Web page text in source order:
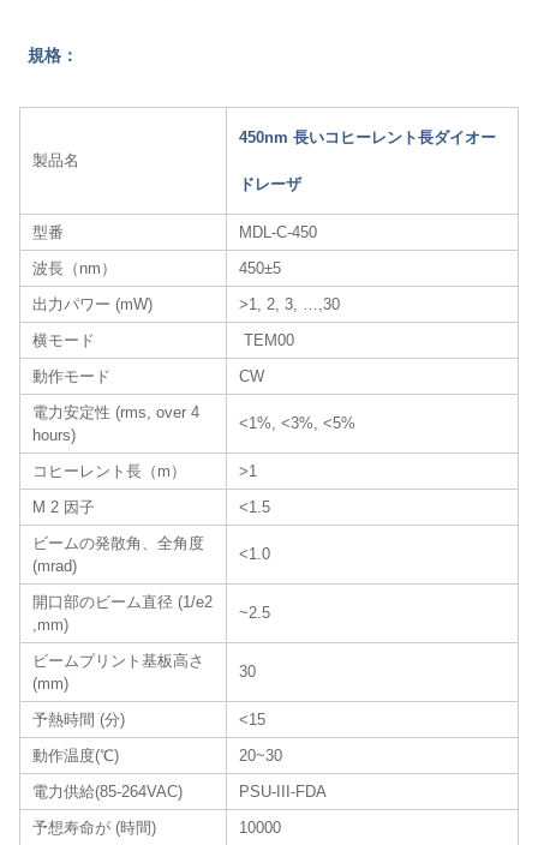
規格：
製品名
450nm 長いコヒーレント長ダイオー
ドレーザ
型番
MDL-C-450
波長（nm）
450±5
出力パワー (mW)
>1, 2, 3, …,30
横モード
TEM00
動作モード
CW
電力安定性 (rms, over 4
hours)
<1%, <3%, <5%
コヒーレント長（m）
>1
M 2 因子
<1.5
ビームの発散角、全角度
(mrad)
<1.0
開口部のビーム直径 (1/e2
,mm)
~2.5
ビームプリント基板高さ
(mm)
30
予熱時間 (分)
<15
動作温度(℃)
20~30
電力供給(85-264VAC)
PSU-III-FDA
予想寿命が (時間)
10000